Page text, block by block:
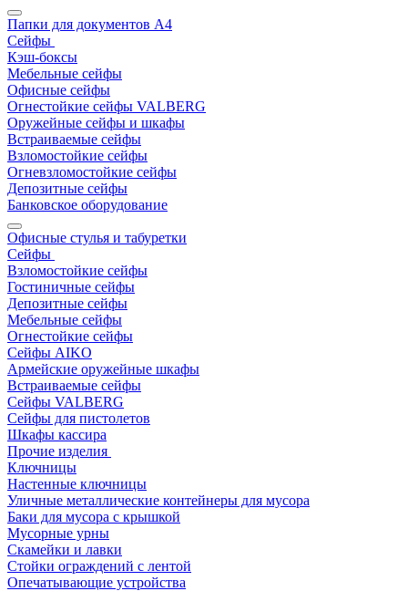
Папки для документов A4
Сейфы
Кэш-боксы
Мебельные сейфы
Офисные сейфы
Огнестойкие сейфы VALBERG
Оружейные сейфы и шкафы
Встраиваемые сейфы
Взломостойкие сейфы
Огневзломостойкие сейфы
Депозитные сейфы
Банковское оборудование
Офисные стулья и табуретки
Сейфы
Взломостойкие сейфы
Гостиничные сейфы
Депозитные сейфы
Мебельные сейфы
Огнестойкие сейфы
Сейфы AIKO
Армейские оружейные шкафы
Встраиваемые сейфы
Сейфы VALBERG
Сейфы для пистолетов
Шкафы кассира
Прочие изделия
Ключницы
Настенные ключницы
Уличные металлические контейнеры для мусора
Баки для мусора с крышкой
Мусорные урны
Скамейки и лавки
Стойки ограждений с лентой
Опечатывающие устройства